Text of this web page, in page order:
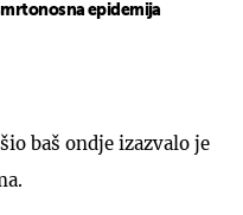
epidemija
baš ondje izazvalo je